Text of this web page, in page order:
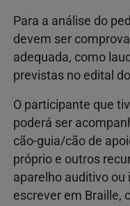
Para a análise do
devem ser
adequada, como
previstas no edital
O participante que
poderá ser
cão-guia/cão de
próprio e outros
aparelho auditivo ou
escrever em Braille,